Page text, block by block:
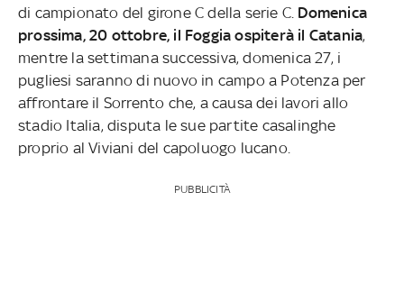
di campionato del girone C della serie C. Domenica
prossima, 20 ottobre, il Foggia ospiterà il Catania,
mentre la settimana successiva, domenica 27, i
pugliesi saranno di nuovo in campo a Potenza per
affrontare il Sorrento che, a causa dei lavori allo
stadio Italia, disputa le sue partite casalinghe
proprio al Viviani del capoluogo lucano.
PUBBLICITÀ